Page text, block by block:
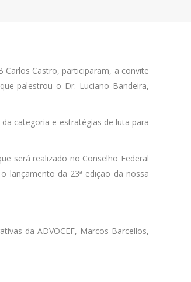
Carlos Castro, participaram, a convite
palestrou o Dr. Luciano Bandeira,
categoria e estratégias de luta para
será realizado no Conselho Federal
lançamento da 23ª edição da nossa
da ADVOCEF, Marcos Barcellos,